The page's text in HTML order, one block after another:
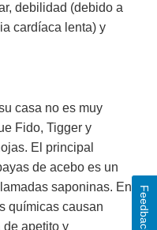
debilidad (debido a
cardíaca lenta) y
casa no es muy
Fido, Tigger y
El principal
de acebo es un
saponinas. En
químicas causan
de apetito y
Feedback